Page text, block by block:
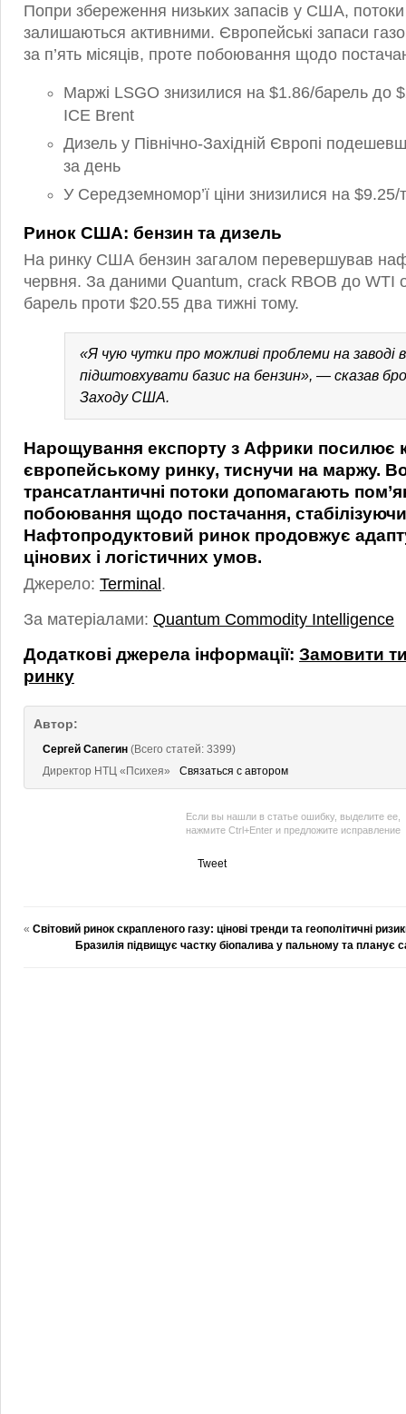
Попри збереження низьких запасів у США,
залишаються активними. Європейські запаси
за п’ять місяців, проте побоювання щодо
Маржі LSGO знизилися на $1.86/барель до
ICE Brent
Дизель у Північно-Західній Європі
за день
У Середземномор’ї ціни знизилися на $9.25/т
Ринок США: бензин та дизель
На ринку США бензин загалом перевершував
червня. За даними Quantum, crack RBOB до WTI
барель проти $20.55 два тижні тому.
«Я чую чутки про можливі проблеми на заводі
підштовхувати базис на бензин», — сказав
Заходу США.
Нарощування експорту з Африки посилює
європейському ринку, тиснучи на маржу.
трансатлантичні потоки допомагають
побоювання щодо постачання,
Нафтопродуктовий ринок продовжує
цінових і логістичних умов.
Джерело: Terminal .
За матеріалами: Quantum Commodity Intelligence
Додаткові джерела інформації: Замовити
ринку
Автор:
Сергей Сапегин (Всего статей: 3399)
Директор НТЦ «Психея»
Связаться с автором
Если вы нашли в статье ошибку, выделите ее,
нажмите Ctrl+Enter и предложите исправление
Tweet
« Світовий ринок скрапленого газу: цінові тренди та геополітичні
Бразилія підвищує частку біопалива у пальному та планує